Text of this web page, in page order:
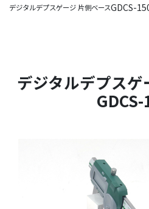
デジタルデプスゲージ 片側ベースGDCS-
デジタルデプスゲ
GDCS-